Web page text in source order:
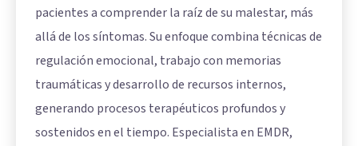
pacientes a comprender la raíz de su malestar, más
allá de los síntomas. Su enfoque combina técnicas de
regulación emocional, trabajo con memorias
traumáticas y desarrollo de recursos internos,
generando procesos terapéuticos profundos y
sostenidos en el tiempo. Especialista en EMDR,